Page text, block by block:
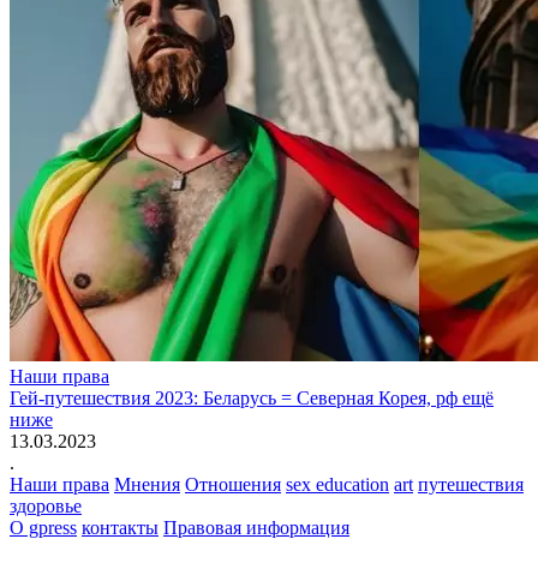
Наши права
Гей-путешествия 2023: Беларусь = Северная Корея, рф ещё
ниже
13.03.2023
.
Наши права Мнения Отношения sex education art путешествия
здоровье
О gpress контакты Правовая информация